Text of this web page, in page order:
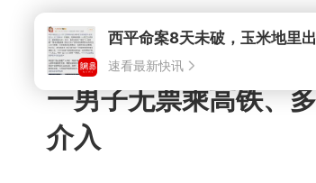
西平命案8天未破，玉米地里
速看最新快讯
一男子无票乘高铁、
介入